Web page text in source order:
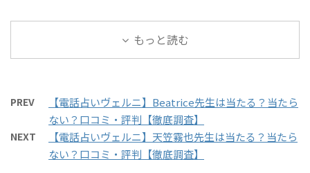
もっと読む
PREV
【電話占いヴェルニ】Beatrice先生は当たる？当たら
ない？口コミ・評判【徹底調査】
NEXT
【電話占いヴェルニ】天笠霧也先生は当たる？当たら
ない？口コミ・評判【徹底調査】